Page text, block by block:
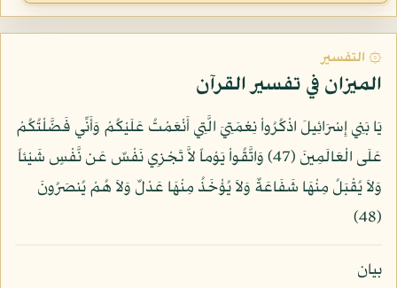
۞ التفسير
الميزان في تفسير القرآن
يَا بَنِي إِسْرَائِيلَ اذْكُرُواْ نِعْمَتِيَ الَّتِي أَنْعَمْتُ عَلَيْكُمْ وَأَنِّي فَضَّلْتُكُمْ
عَلَى الْعَالَمِينَ (47) وَاتَّقُواْ يَوْماً لاَّ تَجْزِي نَفْسٌ عَن نَّفْسٍ شَيْئاً
وَلاَ يُقْبَلُ مِنْهَا شَفَاعَةٌ وَلاَ يُؤْخَذُ مِنْهَا عَدْلٌ وَلاَ هُمْ يُنصَرُونَ
(48)
بيان